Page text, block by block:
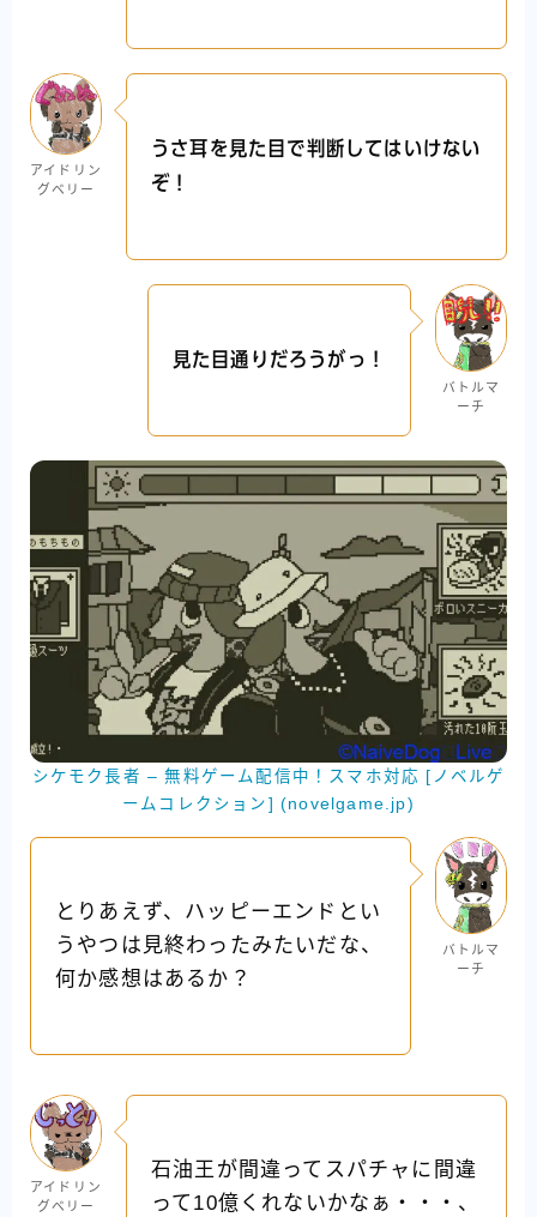
アイドリン
グベリー
うさ耳を見た目で判断してはいけない
ぞ！
見た目通りだろうがっ！
バトルマ
ーチ
シケモク長者 – 無料ゲーム配信中！スマホ対応 [ノベルゲ
ームコレクション] (novelgame.jp)
とりあえず、ハッピーエンドとい
うやつは見終わったみたいだな、
何か感想はあるか？
バトルマ
ーチ
アイドリン
グベリー
石油王が間違ってスパチャに間違
って10億くれないかなぁ・・・、